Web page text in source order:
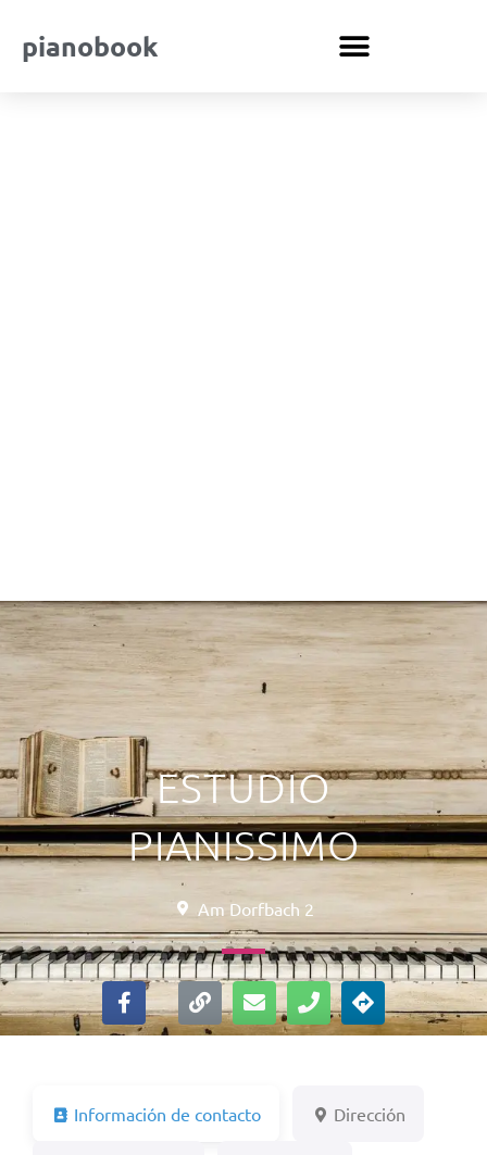
pianobook
ESTUDIO
PIANISSIMO
Am Dorfbach 2
Información de contacto Dirección